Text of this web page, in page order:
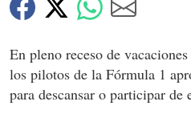
En pleno receso de
los pilotos de la Fórmula 1
para descansar o participar de